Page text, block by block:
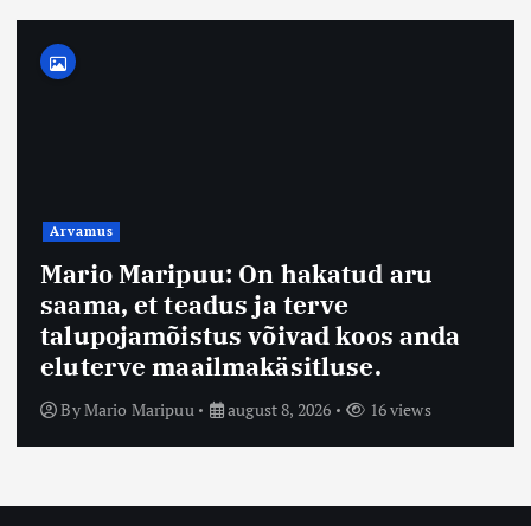
Arvamus
Mario Maripuu: On hakatud aru
saama, et teadus ja terve
talupojamõistus võivad koos anda
eluterve maailmakäsitluse.
ByMario Maripuu august 8, 2026 16 views